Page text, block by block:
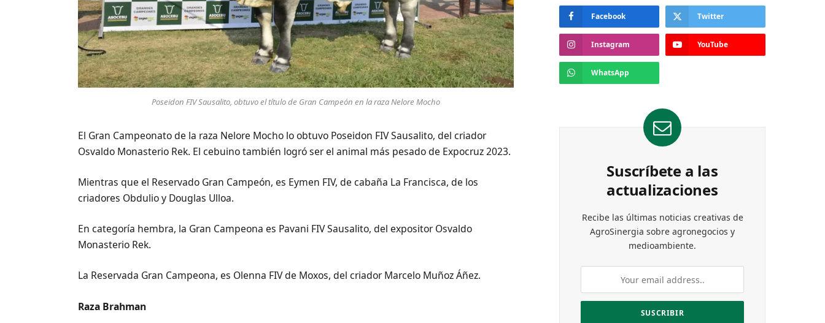
Poseidon FIV Sausalito, obtuvo el título de Gran Campeón en la raza Nelore Mocho
El Gran Campeonato de la raza Nelore Mocho lo obtuvo Poseidon FIV Sausalito, del criador
Osvaldo Monasterio Rek. El cebuino también logró ser el animal más pesado de Expocruz 2023.
Mientras que el Reservado Gran Campeón, es Eymen FIV, de cabaña La Francisca, de los
criadores Obdulio y Douglas Ulloa.
En categoría hembra, la Gran Campeona es Pavani FIV Sausalito, del expositor Osvaldo
Monasterio Rek.
La Reservada Gran Campeona, es Olenna FIV de Moxos, del criador Marcelo Muñoz Áñez.
Raza Brahman
Facebook Twitter
Instagram YouTube
WhatsApp
Suscríbete a las
actualizaciones
Recibe las últimas noticias creativas de
AgroSinergia sobre agronegocios y
medioambiente.